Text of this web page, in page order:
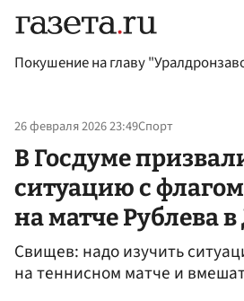
Покушение на главу
26 февраля 2026 23:49Спорт
В Госдуме
ситуацию с
на матче Рублева
Свищев: надо изучить
на теннисном матче и